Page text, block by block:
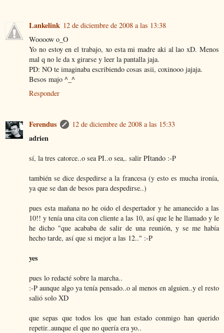
Lankelink 12 de diciembre de 2008 a las 13:38
Woooow o_O
Yo no estoy en el trabajo, xo esta mi madre aki al lao xD. Menos
mal q no le da x girarse y leer la pantalla jaja.
PD: NO te imaginaba escribiendo cosas asii, coxinooo jajaja.
Besos majo ^_^
Responder
Ferendus 12 de diciembre de 2008 a las 15:33
adrien
sí, la tres catorce..o sea PI..o sea,. salir PItando :-P
también se dice despedirse a la francesa (y esto es mucha ironía,
ya que se dan de besos para despedirse..)
pues esta mañana no he oido el despertador y he amanecido a las
10!! y tenía una cita con cliente a las 10, así que le he llamado y le
he dicho "que acababa de salir de una reunión, y se me había
hecho tarde, así que si mejor a las 12.." :-P
yes
pues lo redacté sobre la marcha..
:-P aunque algo ya tenía pensado..o al menos en alguien..y el resto
salió solo XD
que sepas que todos los que han estado conmigo han querido
repetir..aunque el que no quería era yo..